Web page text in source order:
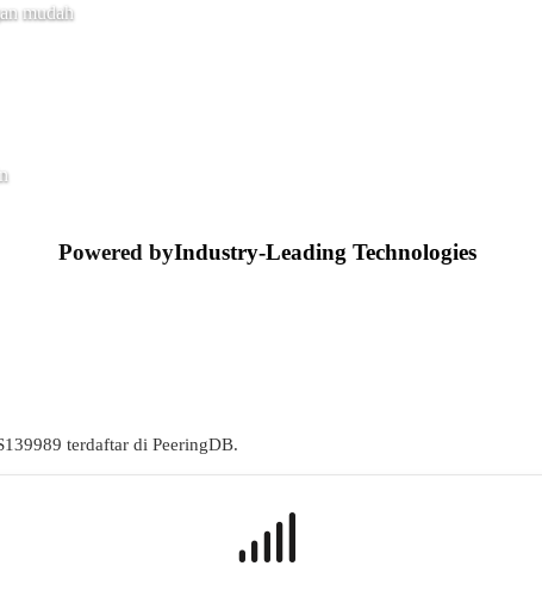
mudah
Powered byIndustry-Leading Technologies
139989 terdaftar di PeeringDB.